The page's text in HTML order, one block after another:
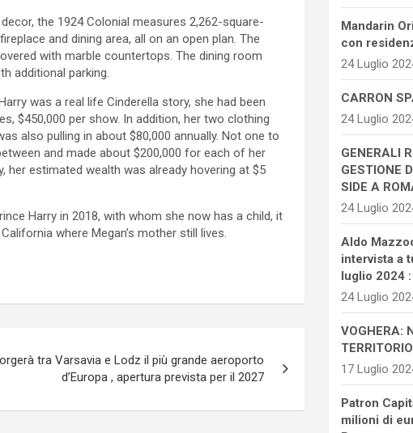
the 1924 Colonial measures 2,262-square-
and dining area, all on an open plan. The
with marble countertops. The dining room
additional parking.
was a real life Cinderella story, she had been
$450,000 per show. In addition, her two clothing
also pulling in about $80,000 annually. Not one to
and made about $200,000 for each of her
her estimated wealth was already hovering at $5
Harry in 2018, with whom she now has a child, it
where Megan’s mother still lives.
tra Varsavia e Lodz il più grande aeroporto
d’Europa , apertura prevista per il 2027
Mandarin
con
24 Luglio
CARRON
24 Luglio
GENERALI
GESTIONE
SIDE A
24 Luglio
Aldo
intervista a
luglio 2024 :
24 Luglio
VOGHERA:
TERRITORIO
17 Luglio
Patron
milioni di